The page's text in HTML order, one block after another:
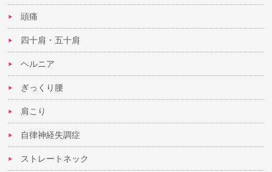
頭痛
四十肩・五十肩
ヘルニア
ぎっくり腰
肩こり
自律神経失調症
ストレートネック